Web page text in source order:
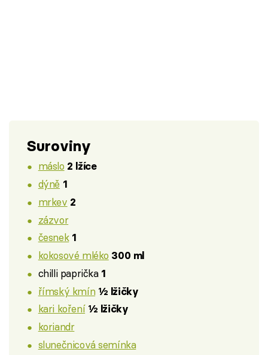
Suroviny
máslo 2 lžíce
dýně 1
mrkev 2
zázvor
česnek 1
kokosové mléko 300 ml
chilli paprička 1
římský kmín ½ lžičky
kari koření ½ lžičky
koriandr
slunečnicová semínka